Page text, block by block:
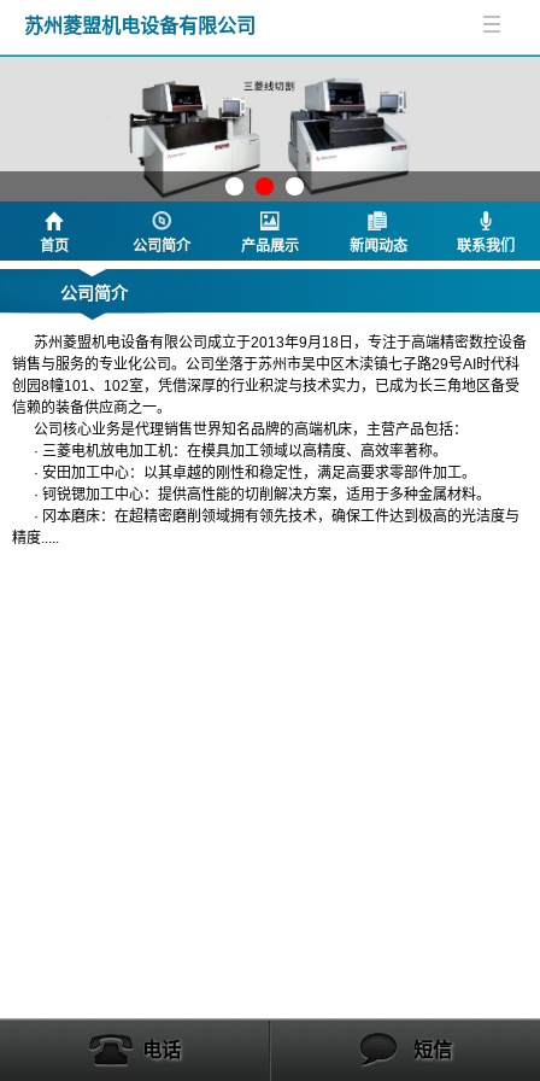
苏州菱盟机电设备有限公司
首页 公司简介 产品展示 新闻动态 联系我们
公司简介
苏州菱盟机电设备有限公司成立于2013年9月18日，专注于高端精密数控设备
销售与服务的专业化公司。公司坐落于苏州市吴中区木渎镇七子路29号AI时代科
创园8幢101、102室，凭借深厚的行业积淀与技术实力，已成为长三角地区备受
信赖的装备供应商之一。
公司核心业务是代理销售世界知名品牌的高端机床，主营产品包括：
· 三菱电机放电加工机：在模具加工领域以高精度、高效率著称。
· 安田加工中心：以其卓越的刚性和稳定性，满足高要求零部件加工。
· 钶锐锶加工中心：提供高性能的切削解决方案，适用于多种金属材料。
· 冈本磨床：在超精密磨削领域拥有领先技术，确保工件达到极高的光洁度与
精度.....
电话 短信